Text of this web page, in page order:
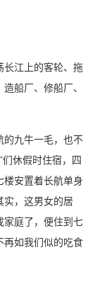
长江上的客轮、拖
船厂、修船厂、
的九牛一毛，也不
休假时住宿，四
楼安置着长航单身
实，这男女的居
家庭了，便住到七
再如我们似的吃食